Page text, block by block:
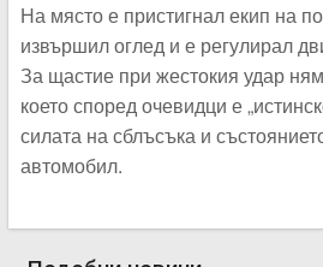
На място е пристигнал екип на
извършил оглед и е регулирал
За щастие при жестокия удар
което според очевидци е
силата на сблъсъка и
автомобил.